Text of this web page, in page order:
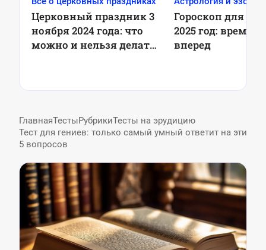
Церковный праздник 3
ноября 2024 года: что
можно и нельзя делать,
Гороскоп для
2025 год: время
вперед
ГлавнаяТестыРубрикиТесты на эрудицию
Тест для гениев: только самый умный ответит на эти
5 вопросов